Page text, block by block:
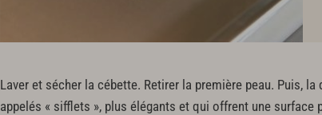
Laver et sécher la cébette. Retirer la première peau. Puis,
appelés « sifflets », plus élégants et qui offrent une